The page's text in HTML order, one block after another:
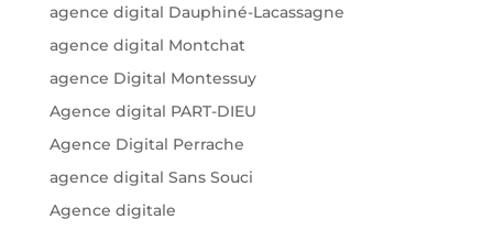
agence digital Dauphiné-Lacassagne
agence digital Montchat
agence Digital Montessuy
Agence digital PART-DIEU
Agence Digital Perrache
agence digital Sans Souci
Agence digitale